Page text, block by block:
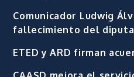
Comunicador Ludwig
fallecimiento del
ETED y ARD firman